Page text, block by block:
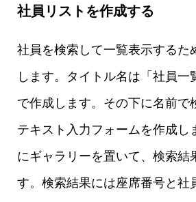
社員リストを作成する
社員を検索して一覧表示するた
します。タイトル名は「社員一
で作成します。その下に名前で
テキスト入力フォームを作成し
にギャラリーを置いて、検索結
す。検索結果には座席番号と社